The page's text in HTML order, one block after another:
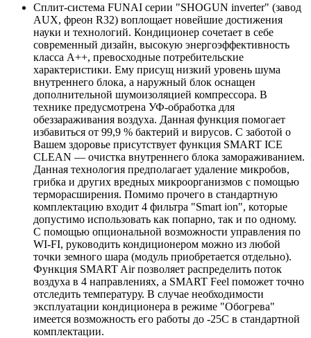
Сплит-система FUNAI серии "SHOGUN inverter" (завод
AUX, фреон R32) воплощает новейшие достижения
науки и технологий. Кондиционер сочетает в себе
современный дизайн, высокую энергоэффективность
класса А++, превосходные потребительские
характеристики. Ему присущ низкий уровень шума
внутреннего блока, а наружный блок оснащен
дополнительной шумоизоляцией компрессора. В
технике предусмотрена УФ-обработка для
обеззараживания воздуха. Данная функция помогает
избавиться от 99,9 % бактерий и вирусов. С заботой о
Вашем здоровье присутствует функция SMART ICE
CLEAN — очистка внутреннего блока замораживанием.
Данная технология предполагает удаление микробов,
грибка и других вредных микроорганизмов с помощью
терморасширения. Помимо прочего в стандартную
комплектацию входит 4 фильтра "Smart ion", которые
допустимо использовать как попарно, так и по одному.
С помощью опциональной возможности управления по
WI-FI, руководить кондиционером можно из любой
точки земного шара (модуль приобретается отдельно).
Функция SMART Air позволяет распределить поток
воздуха в 4 направлениях, а SMART Feel поможет точно
отследить температуру. В случае необходимости
эксплуатации кондиционера в режиме "Обогрева"
имеется возможность его работы до -25С в стандартной
комплектации.